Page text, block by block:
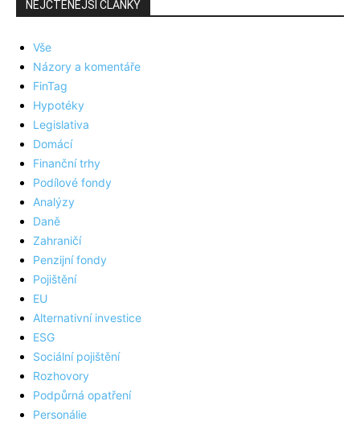
NEJČTENĚJŠÍ ČLÁNKY
Vše
Názory a komentáře
FinTag
Hypotéky
Legislativa
Domácí
Finanční trhy
Podílové fondy
Analýzy
Daně
Zahraničí
Penzijní fondy
Pojištění
EU
Alternativní investice
ESG
Sociální pojištění
Rozhovory
Podpůrná opatření
Personálie